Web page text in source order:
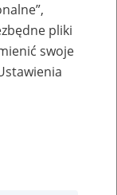
profili
pliki
swoje